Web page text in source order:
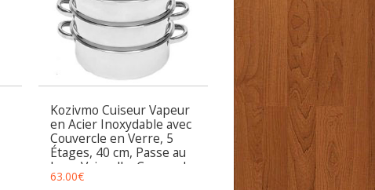
Kozivmo Cuiseur Vapeur
en Acier Inoxydable avec
Couvercle en Verre, 5
Étages, 40 cm, Passe au
Lave-Vaisselle, Casserole
à Induction, pour
63.00€